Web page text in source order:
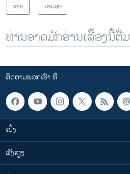
ຂ່າວ
ເອເຊຍ
ທ່ານອາດມັກອ່ານເລື້ອງນີ້ຕື່ມ
ຕິດຕາມພວກເຮົາ ທີ່
ເບິ່ງ
ຟັງສຽງ